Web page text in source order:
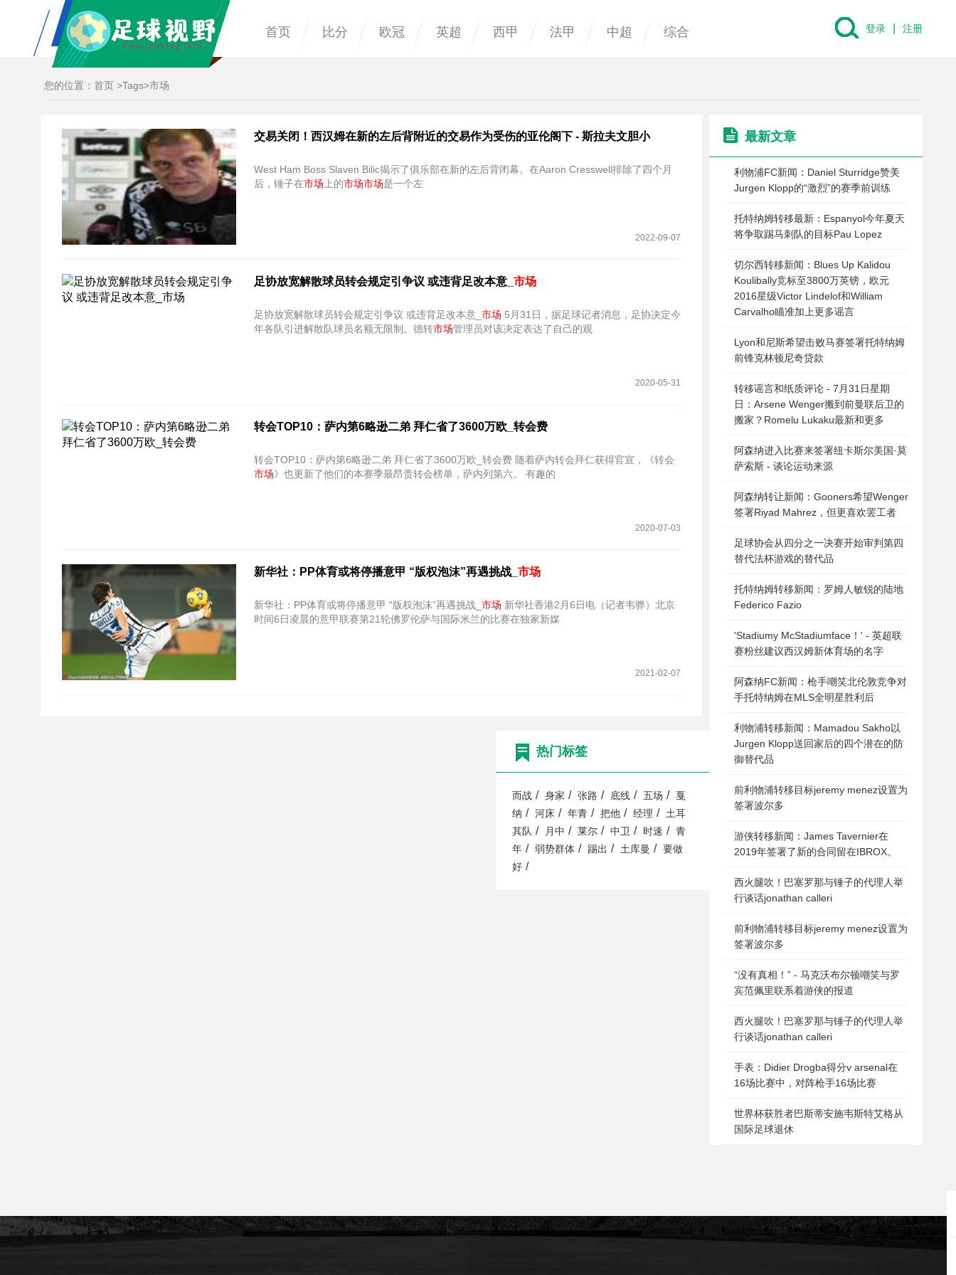
首页 比分 欧冠 英超 西甲 法甲 中超 综合 登录 注册
您的位置： 首页 >Tags>市场
交易关闭！西汉姆在新的左后背附近的交易作为受伤的亚伦阁下 - 斯拉夫文胆小
West Ham Boss Slaven Bilic揭示了俱乐部在新的左后背闭幕。在Aaron Cresswell排除了四个月
后，锤子在市场 上的市场市场是一个左
2022-09-07
足协放宽解散球员转会规定引争议 或违背足改本意_ 市场
足协放宽解散球员转会规定引争议 或违背足改本意_ 市场 5月31日，据足球记者消息，足协决定今
年各队引进解散队球员名额无限制。德转市场管理员对该决定表达了自己的观
2020-05-31
转会TOP10：萨内第6略逊二弟 拜仁省了3600万欧_转会费
转会TOP10：萨内第6略逊二弟 拜仁省了3600万欧_转会费 随着萨内转会拜仁获得官宣，《转会
市场》也更新了他们的本赛季最昂贵转会榜单，萨内列第六。 有趣的
2020-07-03
新华社：PP体育或将停播意甲 “版权泡沫”再遇挑战_ 市场
新华社：PP体育或将停播意甲 “版权泡沫”再遇挑战_ 市场
时间6日凌晨的意甲联赛第21轮佛罗伦萨与国际米兰的比赛在独家新媒
2021-02-07
最新文章
利物浦FC新闻：Daniel Sturridge赞美
Jurgen Klopp的“激烈”的赛季前训练
托特纳姆转移最新：Espanyol今年夏天
将争取踢马刺队的目标Pau Lopez
切尔西转移新闻：Blues Up Kalidou
Koulibally竞标至3800万英镑，欧元
2016星级Victor Lindelof和William
Carvalho瞄准加上更多谣言
Lyon和尼斯希望击败马赛签署托特纳姆
前锋克林顿尼奇贷款
转移谣言和纸质评论 - 7月31日星期
日：Arsene Wenger搬到前曼联后卫的
搬家？Romelu Lukaku最新和更多
阿森纳进入比赛来签署纽卡斯尔美国·莫
萨索斯 - 谈论运动来源
阿森纳转让新闻：Gooners希望Wenger
签署Riyad Mahrez，但更喜欢罢工者
足球协会从四分之一决赛开始审判第四
替代法杯游戏的替代品
托特纳姆转移新闻：罗姆人敏锐的陆地
Federico Fazio
'Stadiumy McStadiumface！' - 英超联
赛粉丝建议西汉姆新体育场的名字
阿森纳FC新闻：枪手嘲笑北伦敦竞争对
手托特纳姆在MLS全明星胜利后
利物浦转移新闻：Mamadou Sakho以
Jurgen Klopp送回家后的四个潜在的防
御替代品
前利物浦转移目标jeremy menez设置为
签署波尔多
游侠转移新闻：James Tavernier在
2019年签署了新的合同留在IBROX。
西火腿吹！巴塞罗那与锤子的代理人举
行谈话jonathan calleri
前利物浦转移目标jeremy menez设置为
签署波尔多
“没有真相！” - 马克沃布尔顿嘲笑与罗
宾范佩里联系着游侠的报道
西火腿吹！巴塞罗那与锤子的代理人举
行谈话jonathan calleri
手表：Didier Drogba得分v arsenal在
16场比赛中，对阵枪手16场比赛
世界杯获胜者巴斯蒂安施韦斯特艾格从
国际足球退休
热门标签
而战 / 身家 / 张路 / 底线 / 五场 /
戛
纳 / 河床 / 年青 / 把他 / 经理 /
土耳
其队 / 月中 / 莱尔 / 中卫 / 时速 /
青
年 / 弱势群体 / 踢出 / 土库曼 /
要做
好 /